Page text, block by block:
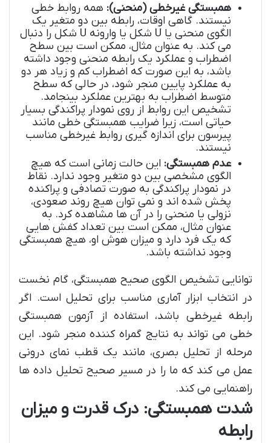
همبستگی غیرخطی (منحنی): همه روابط خطی
نیستند. گاهی اوقات، رابطه بین دو متغیر یک
الگوی منحنی یا U شکل یا وارونه U شکل را دنبال
می کند. به عنوان مثال، ممکن است بین سطح
اضطراب و عملکرد یک رابطه منحنی وجود داشته
باشد، به این صورت که اضطراب کم و زیاد هر دو
به عملکرد پایین منجر شود، در حالی که سطح
متوسط اضطراب به بهترین عملکرد بینجامد.
تشخیص این روابط از روی نمودار پراکندگی بسیار
حیاتی است، زیرا ضرایب همبستگی خطی مانند
پیرسون برای اندازه گیری روابط غیرخطی مناسب
نیستند.
عدم همبستگی: این حالت زمانی است که هیچ
الگوی مشخصی بین دو متغیر وجود ندارد. نقاط
در نمودار پراکندگی به صورت تصادفی و پراکنده
پخش شده اند و نمی توان هیچ روند صعودی،
نزولی یا منحنی را در آن ها مشاهده کرد. به
عنوان مثال، ممکن است بین تعداد کفش هایی
که یک فرد دارد و میزان هوش او، هیچ همبستگی
وجود نداشته باشد.
توانایی تشخیص الگوی صحیح همبستگی، گام نخست
در انتخاب ابزار آماری مناسب برای تحلیل است. اگر
رابطه غیرخطی باشد، استفاده از آزمون همبستگی
خطی می تواند به نتایج گمراه کننده منجر شود. این
مرحله از تحلیل بصری، مانند یک قطب نمای درونی
عمل می کند که ما را در مسیر صحیح تحلیل داده ها
راهنمایی می کند.
شدت همبستگی: درک قدرت و میزان
رابطه